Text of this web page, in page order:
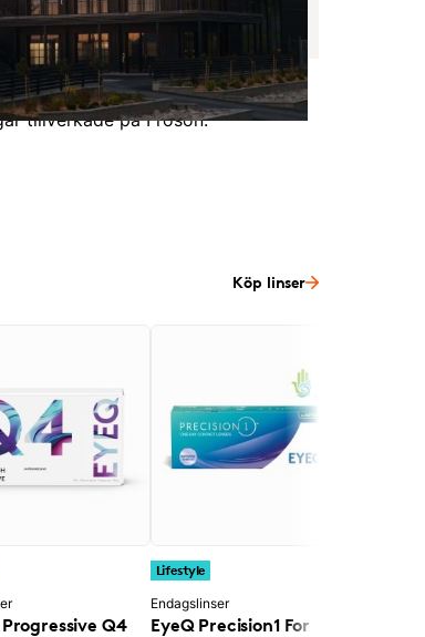
glasögon
tillverkade på Frösön.
Köp linser
Q4
Lifestyle
Endagslinser
EyeQ Precision1 For